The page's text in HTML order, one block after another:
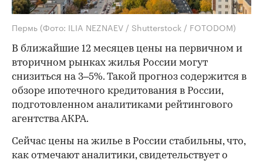
Пермь (Фото: ILIA NEZNAEV / Shutterstock / FOTODOM)
В ближайшие 12 месяцев цены на первичном и
вторичном рынках жилья России могут
снизиться на 3–5%. Такой прогноз содержится в
обзоре ипотечного кредитования в России,
подготовленном аналитиками рейтингового
агентства АКРА.
Сейчас цены на жилье в России стабильны, что,
как отмечают аналитики, свидетельствует о